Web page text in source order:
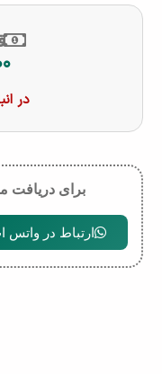
در
برای دریافت
ارتباط در واتس